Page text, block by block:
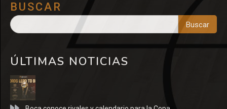
BUSCAR
Buscar
ÚLTIMAS NOTICIAS